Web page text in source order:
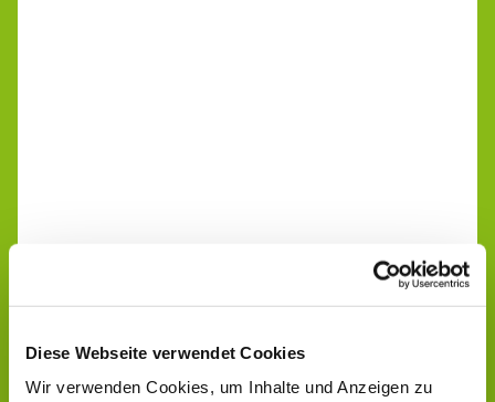
Diese Webseite verwendet Cookies
Wir verwenden Cookies, um Inhalte und Anzeigen zu